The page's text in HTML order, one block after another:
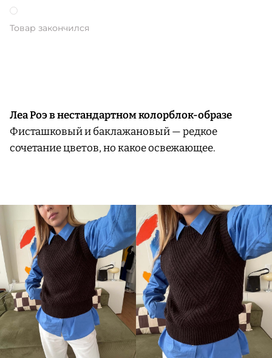
Товар закончился
Леа Роэ в нестандартном колорблок-образе
Фисташковый и баклажановый — редкое
сочетание цветов, но какое освежающее.